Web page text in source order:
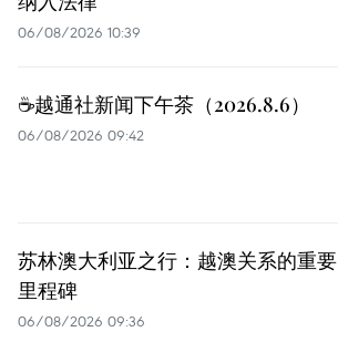
06/08/2026 10:39
☕️越通社新闻下午茶（2026.8.6）
06/08/2026 09:42
苏林澳大利亚之行：越澳关系的重要
里程碑
06/08/2026 09:36